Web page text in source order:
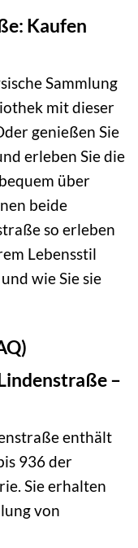
Kaufen
Sammlung
mit dieser
genießen Sie
erleben Sie die
über
beide
so erleben
Lebensstil
wie Sie sie
–
enthält
936 der
Sie erhalten
von